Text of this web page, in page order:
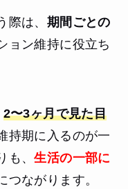
際は、 期間ごとの
ョン維持に役立ち
2〜3ヶ月で見た目
持期に入るのが一
も、生活の一部に
つながります。